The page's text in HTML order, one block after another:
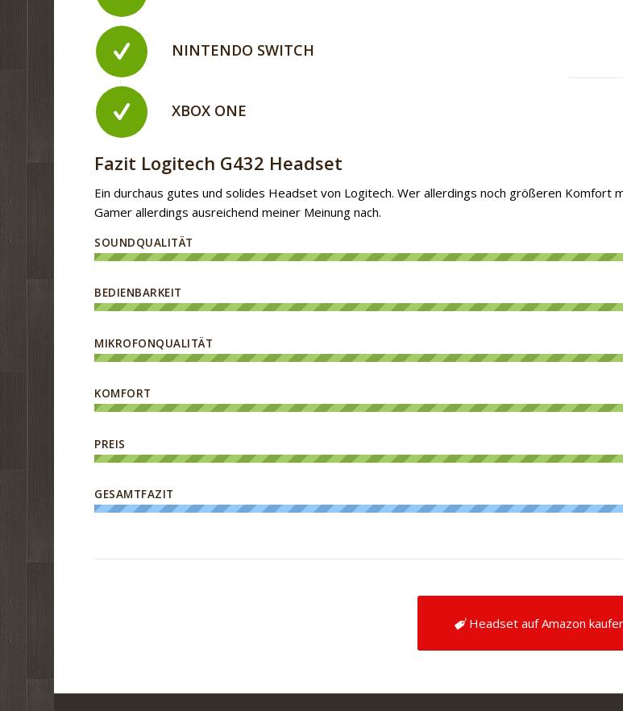
NINTENDO SWITCH
XBOX ONE
Fazit Logitech G432 Headset
Ein durchaus gutes und solides Headset von Logitech. Wer allerdings noch größeren
Gamer allerdings ausreichend meiner Meinung nach.
SOUNDQUALITÄT
BEDIENBARKEIT
MIKROFONQUALITÄT
KOMFORT
PREIS
GESAMTFAZIT
Headset auf Amazon